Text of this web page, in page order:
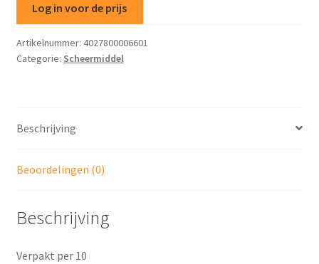
Log in voor de prijs
Artikelnummer: 4027800006601
Categorie: Scheermiddel
Beschrijving
Beoordelingen (0)
Beschrijving
Verpakt per 10